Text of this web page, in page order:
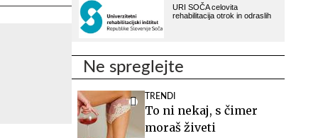
Ne spreglejte
TRENDI
To ni nekaj, s čimer
moraš živeti